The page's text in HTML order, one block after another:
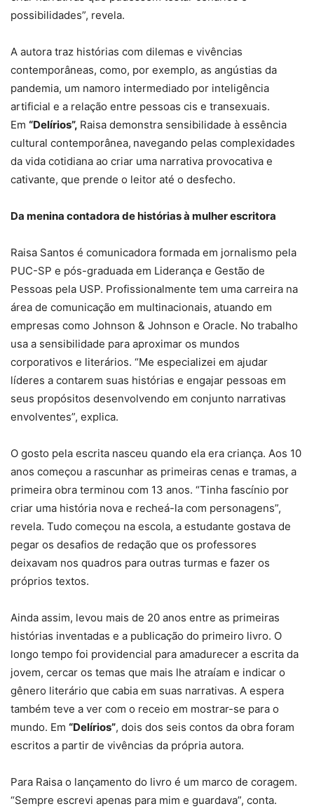
possibilidades”, revela.
A autora traz histórias com dilemas e vivências
contemporâneas, como, por exemplo, as angústias da
pandemia, um namoro intermediado por inteligência
artificial e a relação entre pessoas cis e transexuais.
Em “Delírios”, Raisa demonstra sensibilidade à essência
cultural contemporânea, navegando pelas complexidades
da vida cotidiana ao criar uma narrativa provocativa e
cativante, que prende o leitor até o desfecho.
Da menina contadora de histórias à mulher escritora
Raisa Santos é comunicadora formada em jornalismo pela
PUC-SP e pós-graduada em Liderança e Gestão de
Pessoas pela USP. Profissionalmente tem uma carreira na
área de comunicação em multinacionais, atuando em
empresas como Johnson & Johnson e Oracle. No trabalho
usa a sensibilidade para aproximar os mundos
corporativos e literários. “Me especializei em ajudar
líderes a contarem suas histórias e engajar pessoas em
seus propósitos desenvolvendo em conjunto narrativas
envolventes”, explica.
O gosto pela escrita nasceu quando ela era criança. Aos 10
anos começou a rascunhar as primeiras cenas e tramas, a
primeira obra terminou com 13 anos. “Tinha fascínio por
criar uma história nova e recheá-la com personagens”,
revela. Tudo começou na escola, a estudante gostava de
pegar os desafios de redação que os professores
deixavam nos quadros para outras turmas e fazer os
próprios textos.
Ainda assim, levou mais de 20 anos entre as primeiras
histórias inventadas e a publicação do primeiro livro. O
longo tempo foi providencial para amadurecer a escrita da
jovem, cercar os temas que mais lhe atraíam e indicar o
gênero literário que cabia em suas narrativas. A espera
também teve a ver com o receio em mostrar-se para o
mundo. Em “Delírios”, dois dos seis contos da obra foram
escritos a partir de vivências da própria autora.
Para Raisa o lançamento do livro é um marco de coragem.
“Sempre escrevi apenas para mim e guardava”, conta.